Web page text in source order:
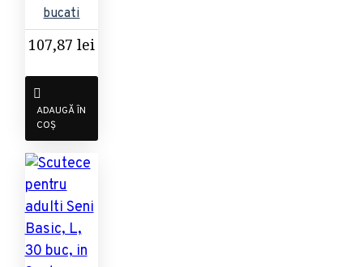
bucati
107,87 lei
ADAUGĂ ÎN
COȘ